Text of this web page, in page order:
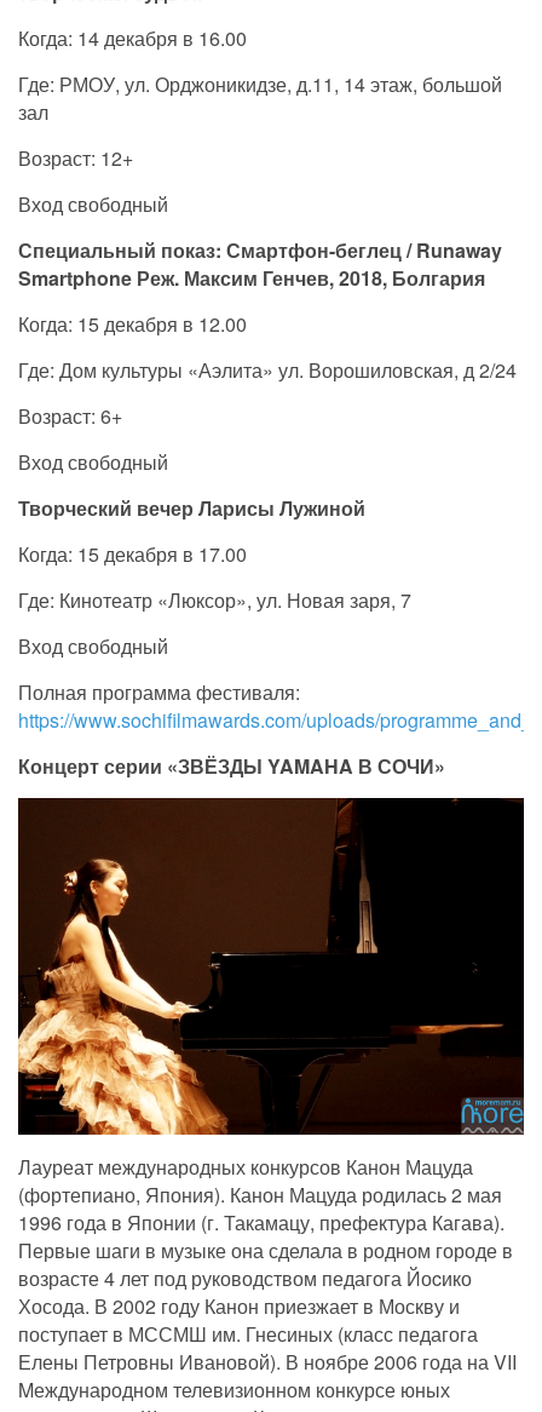
Когда: 14 декабря в 16.00
Где: РМОУ, ул. Орджоникидзе, д.11, 14 этаж, большой
зал
Возраст: 12+
Вход свободный
Специальный показ: Смартфон-беглец / Runaway
Smartphone Реж. Максим Генчев, 2018, Болгария
Когда: 15 декабря в 12.00
Где: Дом культуры «Аэлита» ул. Ворошиловская, д 2/24
Возраст: 6+
Вход свободный
Творческий вечер Ларисы Лужиной
Когда: 15 декабря в 17.00
Где: Кинотеатр «Люксор», ул. Новая заря, 7
Вход свободный
Полная программа фестиваля:
https://www.sochifilmawards.com/uploads/
Концерт серии «ЗВЁЗДЫ YAMAHA В СОЧИ»
Лауреат международных конкурсов Канон Мацуда
(фортепиано, Япония). Канон Мацуда родилась 2 мая
1996 года в Японии (г. Такамацу, префектура Кагава).
Первые шаги в музыке она сделала в родном городе в
возрасте 4 лет под руководством педагога Йоcико
Хосода. В 2002 году Канон приезжает в Москву и
поступает в МССМШ им. Гнесиных (класс педагога
Елены Петровны Ивановой). В ноябре 2006 года на VII
Mеждународном телевизионном конкурсе юных